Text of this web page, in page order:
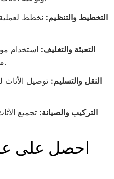
التخطيط والتنظيم: نخطط
التعبئة والتغليف: استخدام
مختص لضمان سلامة الأثاث.
النقل والتسليم: توصيل الأثاث
التركيب والصيانة: تجميع
احصل على